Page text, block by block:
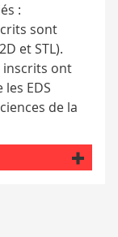
:
sont
et STL).
inscrits ont
EDS
de la